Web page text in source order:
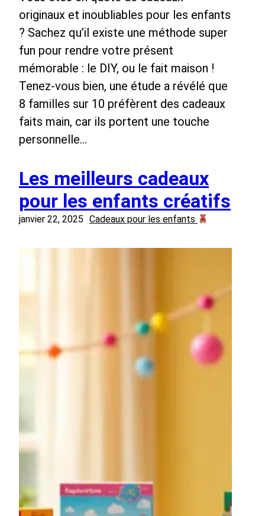
originaux et inoubliables pour les enfants
? Sachez qu’il existe une méthode super
fun pour rendre votre présent
mémorable : le DIY, ou le fait maison !
Tenez-vous bien, une étude a révélé que
8 familles sur 10 préfèrent des cadeaux
faits main, car ils portent une touche
personnelle…
Les meilleurs cadeaux
pour les enfants créatifs
janvier 22, 2025 Cadeaux pour les enfants